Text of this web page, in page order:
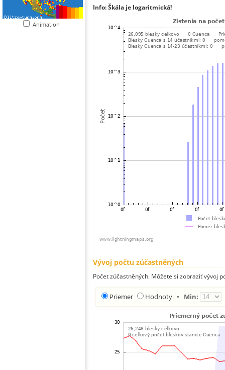
Animation
Info: Škála je logaritmická!
Vývoj počtu zúčastněných
Počet zúčastněných. Môžete si zobraziť vývoj
Priemer Hodnoty • Min: